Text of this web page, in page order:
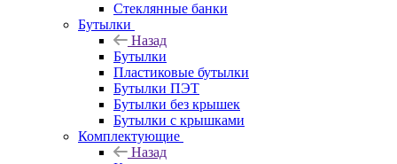
Стеклянные банки
Бутылки
Назад
Бутылки
Пластиковые бутылки
Бутылки ПЭТ
Бутылки без крышек
Бутылки с крышками
Комплектующие
Назад